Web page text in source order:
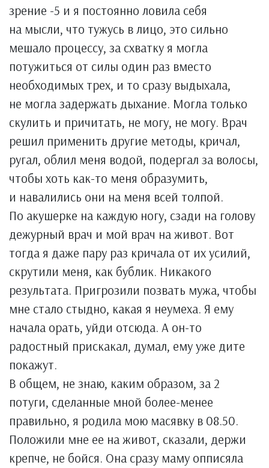
зрение -5 и я постоянно ловила себя
на мысли, что тужусь в лицо, это сильно
мешало процессу, за схватку я могла
потужиться от силы один раз вместо
необходимых трех, и то сразу выдыхала,
не могла задержать дыхание. Могла только
скулить и причитать, не могу, не могу. Врач
решил применить другие методы, кричал,
ругал, облил меня водой, подергал за волосы,
чтобы хоть как-то меня образумить,
и навалились они на меня всей толпой.
По акушерке на каждую ногу, сзади на голову
дежурный врач и мой врач на живот. Вот
тогда я даже пару раз кричала от их усилий,
скрутили меня, как бублик. Никакого
результата. Пригрозили позвать мужа, чтобы
мне стало стыдно, какая я неумеха. Я ему
начала орать, уйди отсюда. А он-то
радостный прискакал, думал, ему уже дите
покажут.
В общем, не знаю, каким образом, за 2
потуги, сделанные мной более-менее
правильно, я родила мою масявку в 08.50.
Положили мне ее на живот, сказали, держи
крепче, не бойся. Она сразу маму опписяла